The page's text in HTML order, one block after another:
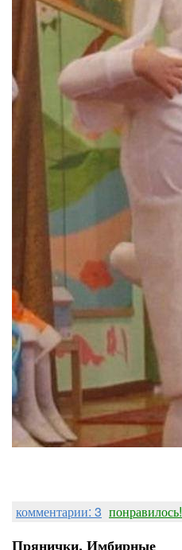
комментарии: 3 понравилось!
Прянички. Имбирные